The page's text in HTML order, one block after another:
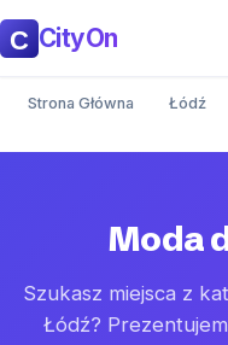
CityOn
Strona Główna Łódź
Moda
Szukasz miejsca z
Łódź?